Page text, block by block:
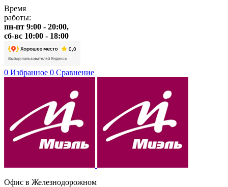
Время
работы:
пн-пт 9:00 - 20:00,
сб-вс 10:00 - 18:00
0 Избранное 0 Сравнение
Офис в Железнодорожном